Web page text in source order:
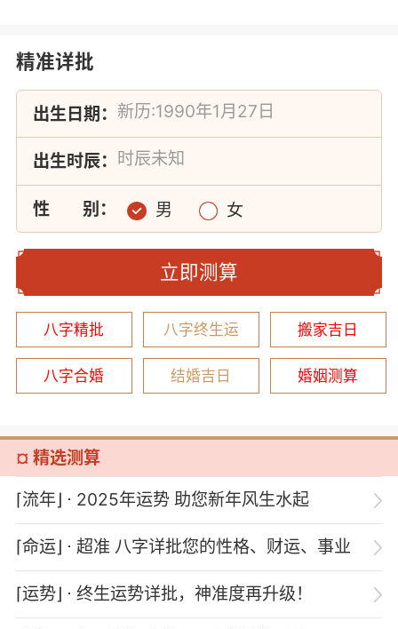
精准详批
出生日期：
出生时辰：
性 别： 男 女
立即测算
八字精批 八字终生运 搬家吉日
八字合婚 结婚吉日 婚姻测算
¤ 精选测算
⌈流年⌋ ⋅ 2025年运势 助您新年风生水起
⌈命运⌋ ⋅ 超准 八字详批您的性格、财运、事业
⌈运势⌋ ⋅ 终生运势详批，神准度再升级！